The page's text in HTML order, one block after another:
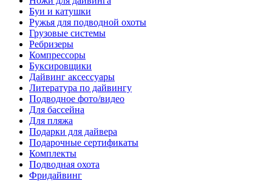
Буи и катушки
Ружья для подводной охоты
Грузовые системы
Ребризеры
Компрессоры
Буксировщики
Дайвинг аксессуары
Литература по дайвингу
Подводное фото/видео
Для бассейна
Для пляжа
Подарки для дайвера
Подарочные сертификаты
Комплекты
Подводная охота
Фридайвинг